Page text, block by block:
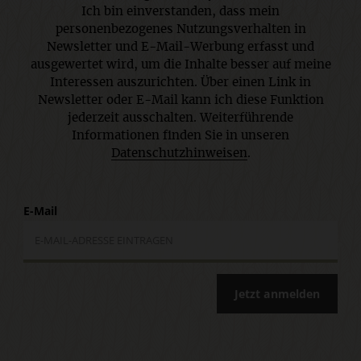
Ich bin einverstanden, dass mein
personenbezogenes Nutzungsverhalten in
Newsletter und E-Mail-Werbung erfasst und
ausgewertet wird, um die Inhalte besser auf meine
Interessen auszurichten. Über einen Link in
Newsletter oder E-Mail kann ich diese Funktion
jederzeit ausschalten. Weiterführende
Informationen finden Sie in unseren
Datenschutzhinweisen.
E-Mail
Jetzt anmelden